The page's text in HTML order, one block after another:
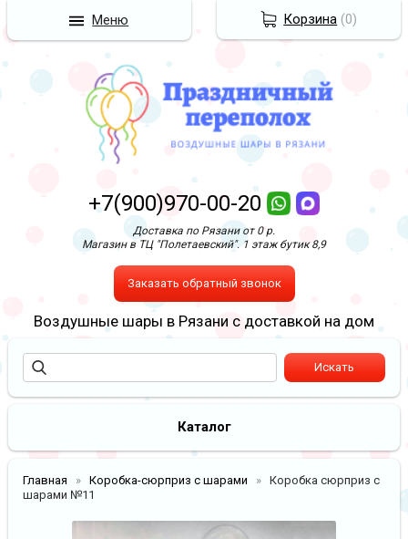
+7(900)970-00-20
Доставка по Рязани от 0 р.
Магазин в ТЦ "Полетаевский". 1 этаж бутик 8,9
Заказать обратный звонок
Воздушные шары в Рязани с доставкой на дом
Каталог
Главная Коробка-сюрприз с шарами
Коробка сюрприз с
шарами №11
Корзина (0)
Меню